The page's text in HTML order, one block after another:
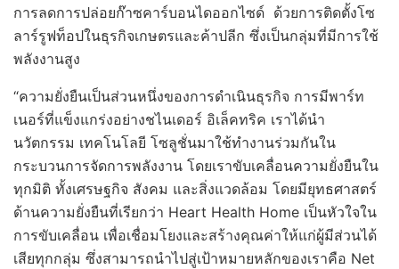
การลดการปล่อยก๊าซคาร์บอนไดออกไซด์ ด้วยการติดตั้งโซ
ลาร์รูฟท็อปในธุรกิจเกษตรและค้าปลีก ซึ่งเป็นกลุ่มที่มีการใช้
พลังงานสูง
“ความยั่งยืนเป็นส่วนหนึ่งของการดำเนินธุรกิจ การมีพาร์ท
เนอร์ที่แข็งแกร่งอย่างชไนเดอร์ อิเล็คทริค เราได้นำ
นวัตกรรม เทคโนโลยี โซลูชั่นมาใช้ทำงานร่วมกันใน
กระบวนการจัดการพลังงาน โดยเราขับเคลื่อนความยั่งยืนใน
ทุกมิติ ทั้งเศรษฐกิจ สังคม และสิ่งแวดล้อม โดยมียุทธศาสตร์
ด้านความยั่งยืนที่เรียกว่า Heart Health Home เป็นหัวใจใน
การขับเคลื่อน เพื่อเชื่อมโยงและสร้างคุณค่าให้แก่ผู้มีส่วนได้
เสียทุกกลุ่ม ซึ่งสามารถนำไปสู่เป้าหมายหลักของเราคือ Net